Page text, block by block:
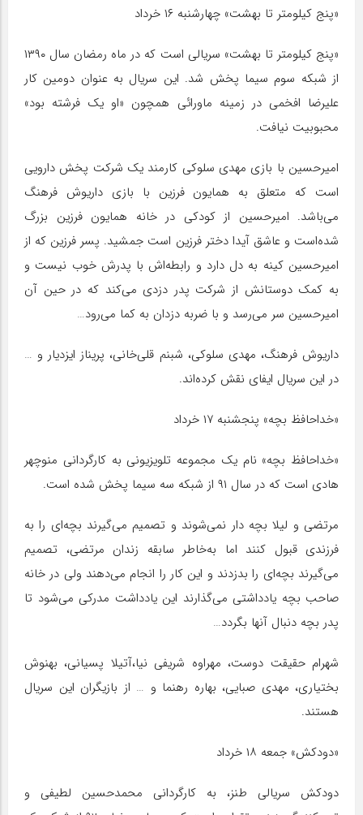
«پنج کیلومتر تا بهشت» چهارشنبه ۱۶ خرداد
«پنج کیلومتر تا بهشت» سریالی است که در ماه رمضان سال ۱۳۹۰
از شبکه سوم سیما پخش شد. این سریال به عنوان دومین کار
علیرضا افخمی در زمینه ماورائی همچون «او یک فرشته بود»
محبوبیت نیافت.
امیرحسین با بازی مهدی سلوکی کارمند یک شرکت پخش دارویی
است که متعلق به همایون فرزین با بازی داریوش فرهنگ
می‌باشد. امیرحسین از کودکی در خانه همایون فرزین بزرگ
شده‌است و عاشق آیدا دختر فرزین است جمشید. پسر فرزین که از
امیرحسین کینه به دل دارد و رابطه‌اش با پدرش خوب نیست و
به کمک دوستانش از شرکت پدر دزدی می‌کند که در حین آن
امیرحسین سر می‌رسد و با ضربه دزدان به کما می‌رود…
داریوش فرهنگ، مهدی سلوکی، شبنم قلی‌خانی، پریناز ایزدیار و …
در این سریال ایفای نقش کرده‌اند.
«خداحافظ بچه» پنجشنبه ۱۷ خرداد
«خداحافظ بچه» نام یک مجموعه تلویزیونی به کارگردانی منوچهر
هادی است که در سال ۹۱ از شبکه سه سیما پخش شده است.
مرتضی و لیلا بچه دار نمی‌شوند و تصمیم می‌گیرند بچه‌ای را به
فرزندی قبول کنند اما به‌خاطر سابقه زندان مرتضی، تصمیم
می‌گیرند بچه‌ای را بدزدند و این کار را انجام می‌دهند ولی در خانه
صاحب بچه یادداشتی می‌گذارند این یادداشت مدرکی می‌شود تا
پدر بچه دنبال آنها بگردد…
شهرام حقیقت دوست، مهراوه شریفی نیا،آتیلا پسیانی، بهنوش
بختیاری، مهدی صبایی، بهاره رهنما و … از بازیگران این سریال
هستند.
«دودکش» جمعه ۱۸ خرداد
دودکش سریالی طنز، به کارگردانی محمدحسین لطیفی و